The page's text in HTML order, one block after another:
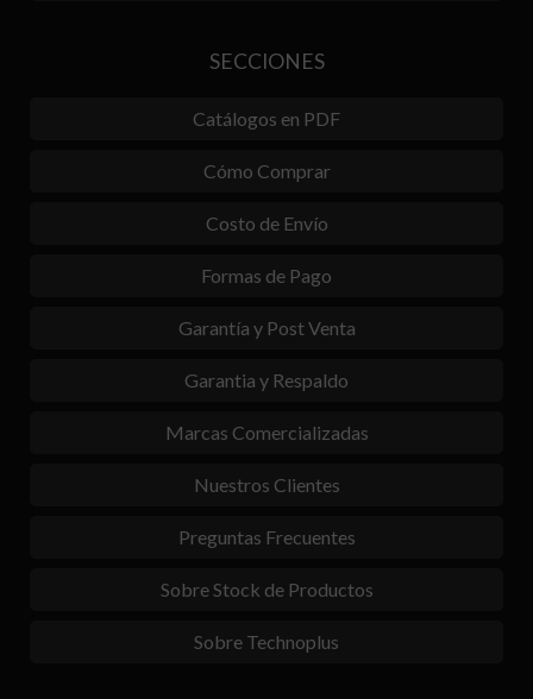
SECCIONES
Catálogos en PDF
Cómo Comprar
Costo de Envío
Formas de Pago
Garantía y Post Venta
Garantia y Respaldo
Marcas Comercializadas
Nuestros Clientes
Preguntas Frecuentes
Sobre Stock de Productos
Sobre Technoplus